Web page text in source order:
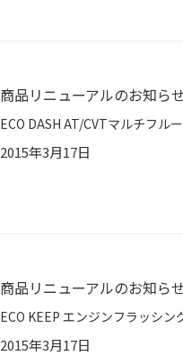
商品リニューアルのお知ら
2015年3月17日
商品リニューアルのお知ら
2015年3月17日